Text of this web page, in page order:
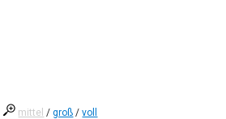
mittel /groß /voll